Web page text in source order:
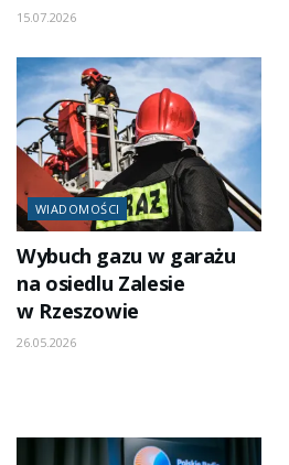
15.07.2026
WIADOMOŚCI
Wybuch gazu w garażu
na osiedlu Zalesie
w Rzeszowie
26.05.2026